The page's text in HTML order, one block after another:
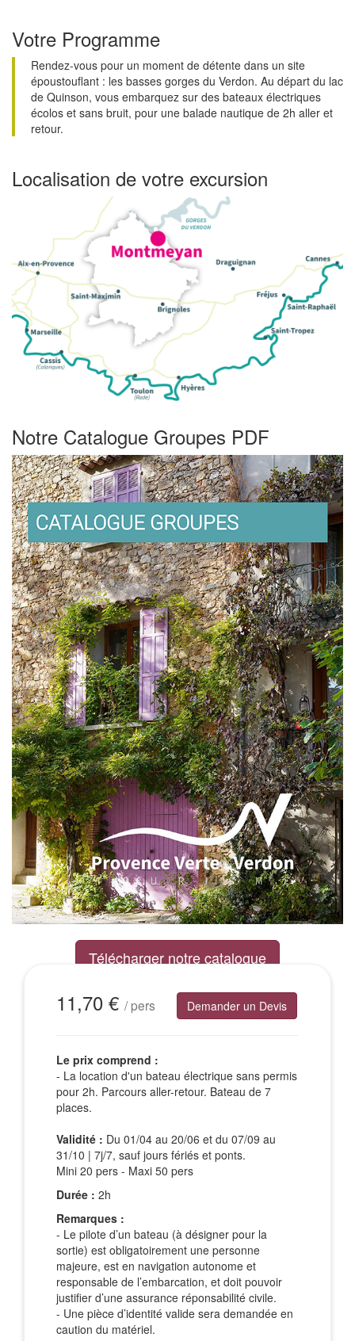
Votre Programme
Rendez-vous pour un moment de détente dans un site
époustouflant : les basses gorges du Verdon. Au départ du lac
de Quinson, vous embarquez sur des bateaux électriques
écolos et sans bruit, pour une balade nautique de 2h aller et
retour.
Localisation de votre excursion
Notre Catalogue Groupes PDF
Télécharger notre catalogue
11,70 € / pers Demander un Devis
Le prix comprend :
- La location d'un bateau électrique sans permis
pour 2h. Parcours aller-retour. Bateau de 7
places.
Validité : Du 01/04 au 20/06 et du 07/09 au
31/10 | 7j/7, sauf jours fériés et ponts.
Mini 20 pers - Maxi 50 pers
Durée : 2h
Remarques :
- Le pilote d’un bateau (à désigner pour la
sortie) est obligatoirement une personne
majeure, est en navigation autonome et
responsable de l’embarcation, et doit pouvoir
justifier d’une assurance réponsabilité civile.
- Une pièce d’identité valide sera demandée en
caution du matériel.